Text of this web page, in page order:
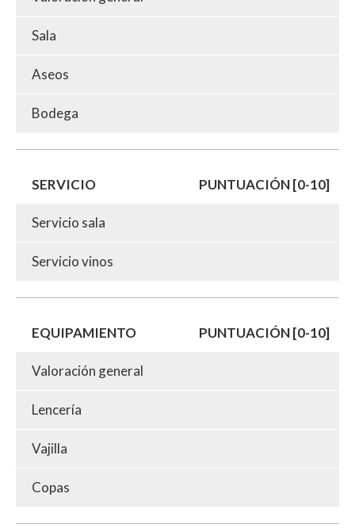
Sala
Aseos
Bodega
SERVICIO PUNTUACIÓN [0-10]
Servicio sala
Servicio vinos
EQUIPAMIENTO PUNTUACIÓN [0-10]
Valoración general
Lencería
Vajilla
Copas